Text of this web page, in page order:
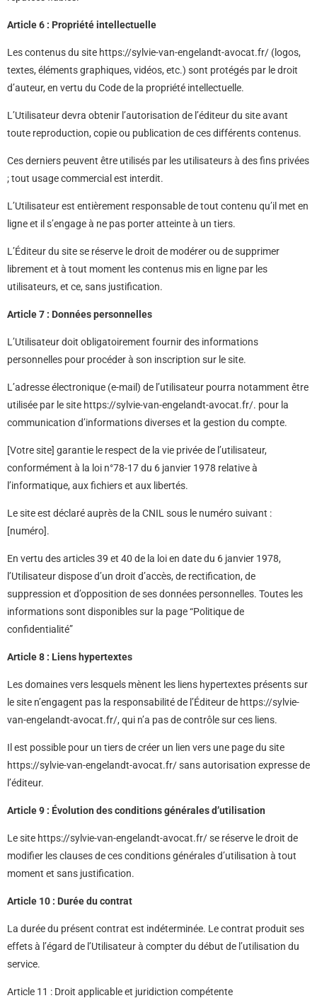
Article 6 : Propriété intellectuelle
Les contenus du site https://sylvie-van-engelandt-avocat.fr/ (logos,
textes, éléments graphiques, vidéos, etc.) sont protégés par le droit
d’auteur, en vertu du Code de la propriété intellectuelle.
L’Utilisateur devra obtenir l’autorisation de l’éditeur du site avant
toute reproduction, copie ou publication de ces différents contenus.
Ces derniers peuvent être utilisés par les utilisateurs à des fins privées
; tout usage commercial est interdit.
L’Utilisateur est entièrement responsable de tout contenu qu’il met en
ligne et il s’engage à ne pas porter atteinte à un tiers.
L’Éditeur du site se réserve le droit de modérer ou de supprimer
librement et à tout moment les contenus mis en ligne par les
utilisateurs, et ce, sans justification.
Article 7 : Données personnelles
L’Utilisateur doit obligatoirement fournir des informations
personnelles pour procéder à son inscription sur le site.
L’adresse électronique (e-mail) de l’utilisateur pourra notamment être
utilisée par le site https://sylvie-van-engelandt-avocat.fr/. pour la
communication d’informations diverses et la gestion du compte.
[Votre site] garantie le respect de la vie privée de l’utilisateur,
conformément à la loi n°78-17 du 6 janvier 1978 relative à
l’informatique, aux fichiers et aux libertés.
Le site est déclaré auprès de la CNIL sous le numéro suivant :
[numéro].
En vertu des articles 39 et 40 de la loi en date du 6 janvier 1978,
l’Utilisateur dispose d’un droit d’accès, de rectification, de
suppression et d’opposition de ses données personnelles. Toutes les
informations sont disponibles sur la page “Politique de
confidentialité”
Article 8 : Liens hypertextes
Les domaines vers lesquels mènent les liens hypertextes présents sur
le site n’engagent pas la responsabilité de l’Éditeur de https://sylvie-
van-engelandt-avocat.fr/, qui n’a pas de contrôle sur ces liens.
Il est possible pour un tiers de créer un lien vers une page du site
https://sylvie-van-engelandt-avocat.fr/ sans autorisation expresse de
l’éditeur.
Article 9 : Évolution des conditions générales d’utilisation
Le site https://sylvie-van-engelandt-avocat.fr/ se réserve le droit de
modifier les clauses de ces conditions générales d’utilisation à tout
moment et sans justification.
Article 10 : Durée du contrat
La durée du présent contrat est indéterminée. Le contrat produit ses
effets à l’égard de l’Utilisateur à compter du début de l’utilisation du
service.
Article 11 : Droit applicable et juridiction compétente